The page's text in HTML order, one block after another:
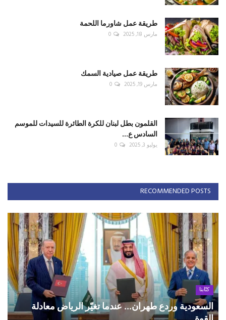
طريقة عمل شاورما اللحمة
مارس 18, 2025 0
طريقة عمل صيادية السمك
مارس 19, 2025 0
القلمون بطل لبنان للكرة الطائرة للسيدات للموسم
السادس ع...
يوليو 3, 2025 0
RECOMMENDED POSTS
كتّابنا
السعودية وردع طهران... عندما تغيّر الرياض معادلة